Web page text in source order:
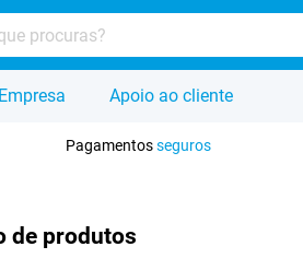
Empresa Apoio ao cliente
Pagamentosseguros
de produtos